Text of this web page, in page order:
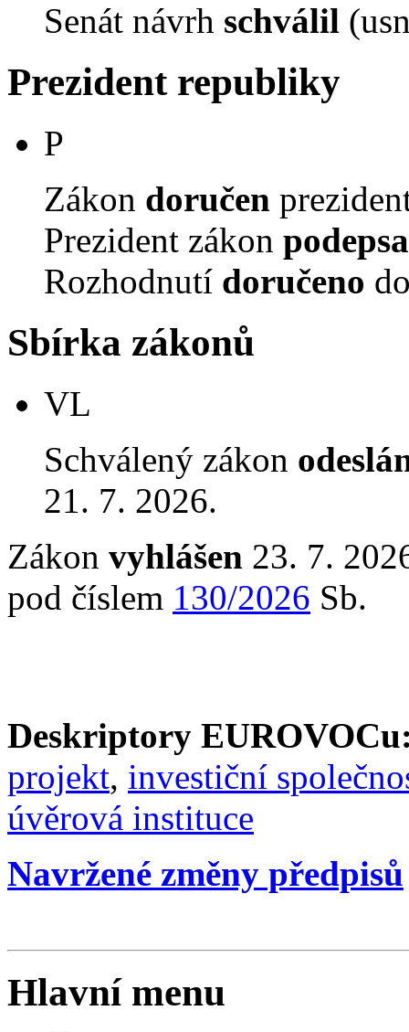
Senát návrh schválil
Prezident republiky
P
Zákon doručen
Prezident zákon
Rozhodnutí doručeno
Sbírka zákonů
VL
Schválený zákon
21. 7. 2026.
Zákon vyhlášen 23. 7.
pod číslem 130/2026 Sb.
Deskriptory
projekt, investiční
úvěrová instituce
Navržené změny předpisů
Hlavní menu